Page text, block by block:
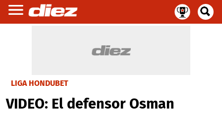
LIGA HONDUBET
VIDEO: El defensor Osman